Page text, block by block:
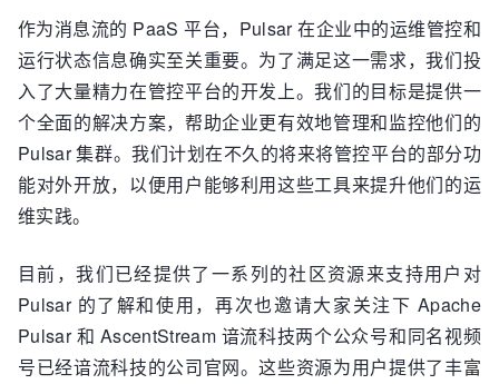
作为消息流的 PaaS 平台，Pulsar 在企业中的运维管控和
运行状态信息确实至关重要。为了满足这一需求，我们投
入了大量精力在管控平台的开发上。我们的目标是提供一
个全面的解决方案，帮助企业更有效地管理和监控他们的
Pulsar 集群。我们计划在不久的将来将管控平台的部分功
能对外开放，以便用户能够利用这些工具来提升他们的运
维实践。
目前，我们已经提供了一系列的社区资源来支持用户对
Pulsar 的了解和使用，再次也邀请大家关注下 Apache
Pulsar 和 AscentStream 谙流科技两个公众号和同名视频
号已经谙流科技的公司官网。这些资源为用户提供了丰富